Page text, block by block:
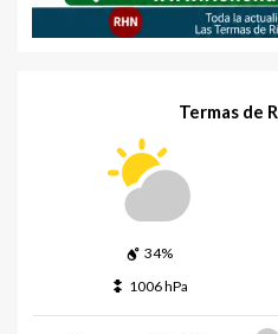
Termas de
34%
1006 hPa